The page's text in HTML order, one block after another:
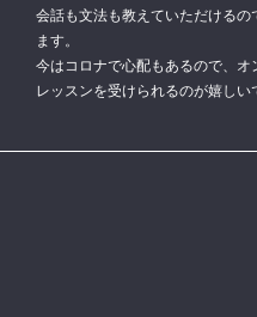
会話も文法も教えていただけるの
ます。
今はコロナで心配もあるので、オ
レッスンを受けられるのが嬉しい